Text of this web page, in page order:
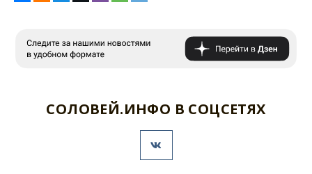
СОЛОВЕЙ.ИНФО В СОЦСЕТЯХ